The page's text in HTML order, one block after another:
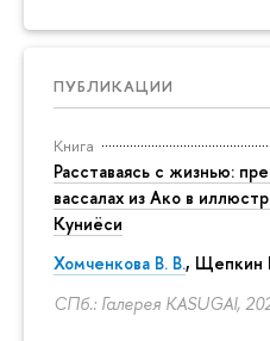
ПУБЛИКАЦИИ
Книга
Расставаясь с жизнью:
вассалах из Ако в
Куниёси
Хомченкова В. В., Щепкин
СПб.: Галерея KASUGAI,